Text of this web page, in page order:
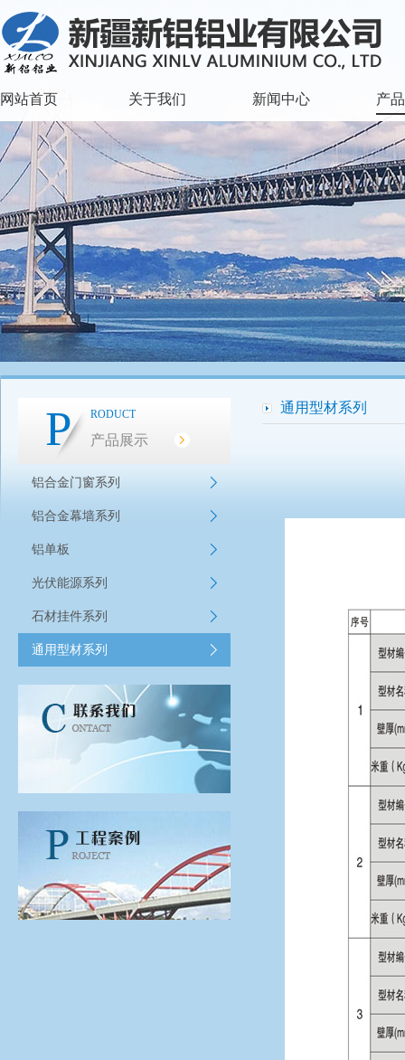
网站首页 关于我们 新闻中心 产
P RODUCT
产品展示
铝合金门窗系列
铝合金幕墙系列
铝单板
光伏能源系列
石材挂件系列
通用型材系列
通用型材系列